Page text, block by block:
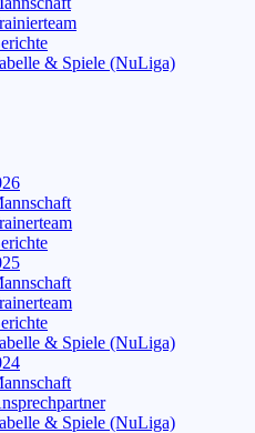
& Spiele (NuLiga)
& Spiele (NuLiga)
& Spiele (NuLiga)